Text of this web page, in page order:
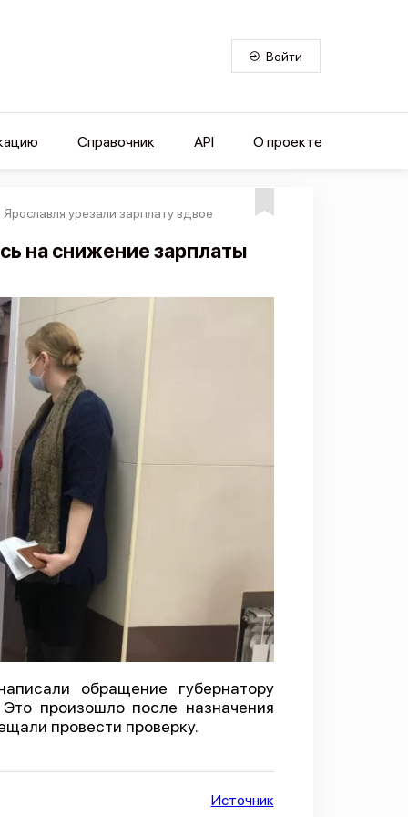
Войти
Справочник API О проекте
урезали зарплату вдвое
на снижение зарплаты
обращение губернатору
произошло после назначения
провести проверку.
Источник